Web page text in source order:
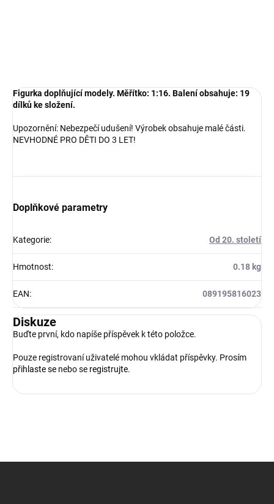
Figurka doplňující modely. Měřítko: 1:16. Balení obsahuje: 19
dílků ke složení.
Upozornění: Nebezpečí udušení! Výrobek obsahuje malé části.
NEVHODNÉ PRO DĚTI DO 3 LET!
Doplňkové parametry
Kategorie: Od 20. století
Hmotnost: 0.18 kg
EAN: 089195816023
Diskuze
Buďte první, kdo napíše příspěvek k této položce.
Pouze registrovaní uživatelé mohou vkládat příspěvky. Prosím
přihlaste se nebo se registrujte.